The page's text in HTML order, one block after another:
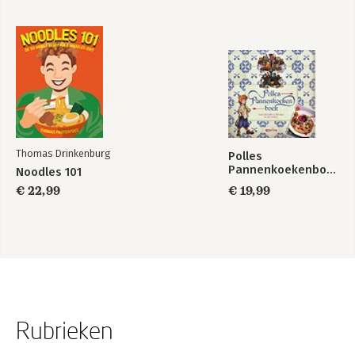
Thomas Drinkenburg
Noodles 101
€ 22,99
Polles
Pannenkoekenboek
€ 19,99
Rubrieken